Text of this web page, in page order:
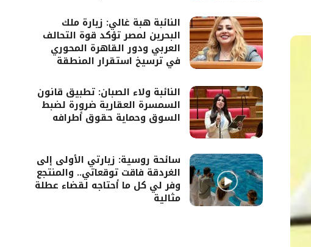
النائبة هبة غالي: زيارة ملك
البحرين لمصر تؤكد قوة التحالف
العربي ودور القاهرة المحوري
في ترسيخ استقرار المنطقة
النائبة ولاء الصبان: تطبيق قانون
السمسرة العقارية ضرورة لضبط
السوق وحماية حقوق أطرافه
سائحة روسية: زيارتي الأولى إلى
الغردقة فاقت توقعاتي.. والمنتجع
وفر لي كل ما أحتاجه لقضاء عطلة
مثالية